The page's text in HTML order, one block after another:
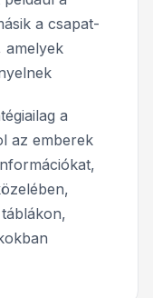
a csapat-
amelyek
a
az emberek